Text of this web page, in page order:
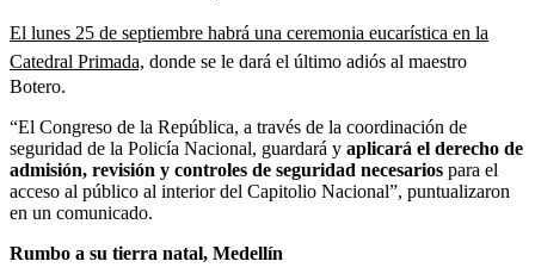
El lunes 25 de septiembre habrá una ceremonia eucarística en la
Catedral Primada, donde se le dará el último adiós al maestro
Botero.
“El Congreso de la República, a través de la coordinación de
seguridad de la Policía Nacional, guardará y aplicará el derecho de
admisión, revisión y controles de seguridad necesarios para el
acceso al público al interior del Capitolio Nacional”, puntualizaron
en un comunicado.
Rumbo a su tierra natal, Medellín